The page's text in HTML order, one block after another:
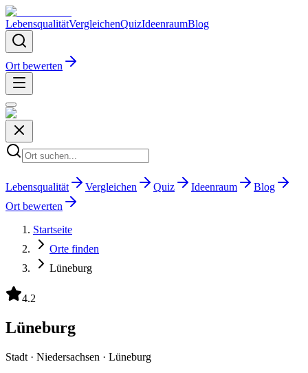
LebensqualitätVergleichenQuizIdeenraumBlog
Ort bewerten
Lebensqualität Vergleichen Quiz Ideenraum
Blog
Ort bewerten
Startseite
Orte finden
Lüneburg
4.2
Lüneburg
Stadt · Niedersachsen · Lüneburg